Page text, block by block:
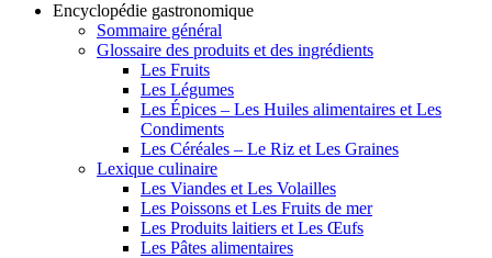
Encyclopédie gastronomique
Sommaire général
Glossaire des produits et des ingrédients
Les Fruits
Les Légumes
Les Épices – Les Huiles alimentaires et Les
Condiments
Les Céréales – Le Riz et Les Graines
Lexique culinaire
Les Viandes et Les Volailles
Les Poissons et Les Fruits de mer
Les Produits laitiers et Les Œufs
Les Pâtes alimentaires